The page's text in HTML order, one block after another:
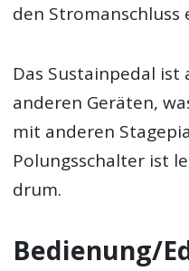
den Stromanschluss
Das Sustainpedal
anderen Geräten,
mit anderen
Polungsschalter ist
drum.
Bedienung/